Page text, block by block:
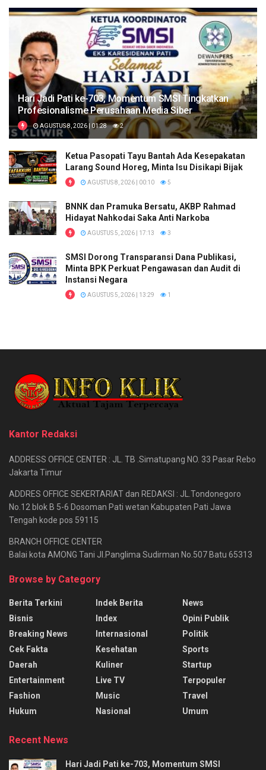
Hari Jadi Pati ke-703, Momentum SMSI Tingkatkan
Profesionalisme Perusahaan Media Siber
AGUSTUS 8, 2026 | 01:28 2
Ketua Pasopati Tayu Bantah Ada Kesepakatan
Larang Sound Horeg, Minta Isu Disikapi Bijak
AGUSTUS 8, 2026 | 00:10 5
BNNK dan Pramuka Bersatu, AKBP Rahmad
Hidayat Nahkodai Saka Anti Narkoba
AGUSTUS 5, 2026 | 17:13 3
SMSI Dorong Transparansi Dana Publikasi,
Minta BPK Perkuat Pengawasan dan Audit di
Instansi Negara
AGUSTUS 5, 2026 | 13:29 1
Kantor Redaksi
ADDRESS OFFICE CENTER : JL. TB .Simatupang NO. 33 Pasar Rebo
Jakarta Timur
ADDRES OFFICE SEKERTARIAT dan REDAKSI : JL.Tondonegoro
No.12 blok B 5-6 Dosoman Pati wetan Kabupaten Pati Jawa
Tengah kode pos 59115
BRANCH OFFICE CENTER
Balai kota AMONG Tani Jl.Panglima Sudirman No.507 Batu 65313
Browse by Category
Berita Terkini
Bisnis
Breaking News
Cek Fakta
Daerah
Entertainment
Fashion
Hukum
Indek Berita
Index
Internasional
Kesehatan
Kuliner
Live TV
Music
Nasional
News
Opini Publik
Politik
Sports
Startup
Terpopuler
Travel
Umum
Recent News
Hari Jadi Pati ke-703, Momentum SMSI